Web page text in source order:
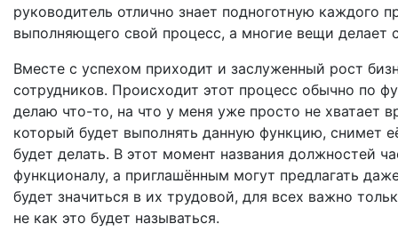
руководитель отлично знает подноготную каждого
выполняющего свой процесс, а многие вещи делает
Вместе с успехом приходит и заслуженный рост
сотрудников. Происходит этот процесс обычно по
делаю что-то, на что у меня уже просто не хватает
который будет выполнять данную функцию, снимет
будет делать. В этот момент названия должностей
функционалу, а приглашённым могут предлагать
будет значиться в их трудовой, для всех важно
не как это будет называться.